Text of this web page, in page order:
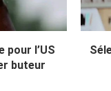
pour l’US
buteur